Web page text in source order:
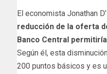
El economista Jonathan
reducción de la oferta
Banco Central
Según él, esta
200 puntos básicos y es